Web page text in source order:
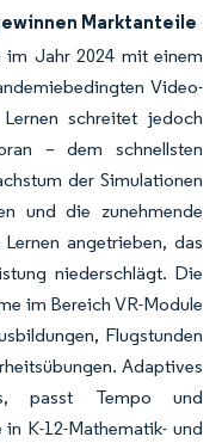
Marktanteile
im Jahr 2024 mit einem
Video-
schreitet jedoch
– dem schnellsten
der Simulationen
und die zunehmende
angetrieben, das
niederschlägt. Die
im Bereich VR-Module
Flugstunden
Adaptives
passt Tempo und
K-12-Mathematik- und